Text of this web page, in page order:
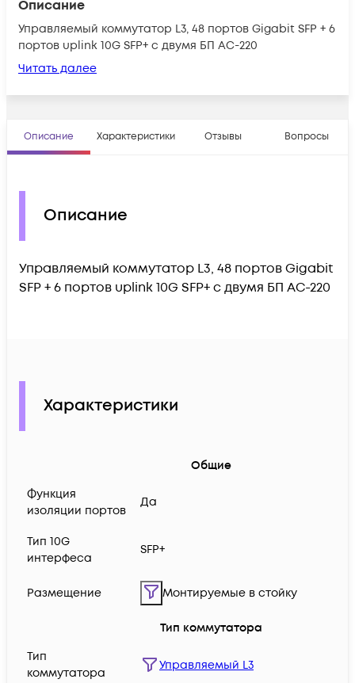
Описание
Управляемый коммутатор L3, 48 портов Gigabit SFP + 6
портов uplink 10G SFP+ c двумя БП AC-220
Читать далее
Описание Характеристики Отзывы Вопросы
Описание
Управляемый коммутатор L3, 48 портов Gigabit
SFP + 6 портов uplink 10G SFP+ c двумя БП AC-220
Характеристики
Общие
Функция
изоляции портов
Да
Тип 10G
интерфеса
SFP+
Размещение Монтируемые в стойку
Тип коммутатора
Тип
коммутатора
Управляемый L3